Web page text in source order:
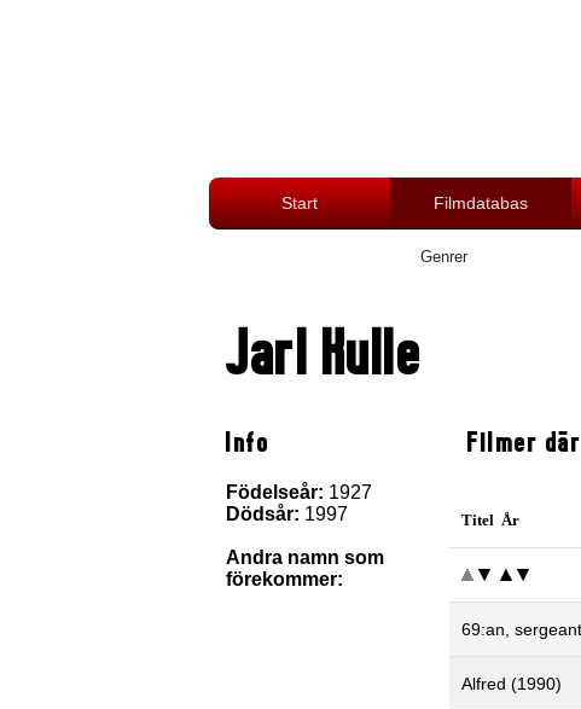
Start Filmdatabas
Genrer
Jarl Kulle
Info
Födelseår: 1927
Dödsår: 1997
Andra namn som
förekommer:
Filmer
Titel År
69:an,
Alfred (1990)